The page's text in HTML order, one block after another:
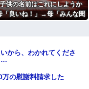
。未練あると思われたら
しね。でも無くなってコ
泣いてたらその光景を見
いけｗｗｗｗｗ
羅場】不妊と判明した
と訴えた結果ｗｗｗｗ
供の名前はこれにしようか
「良いね！」→母「みんな聞
から、わかれてくださ
…
の慰謝料請求した